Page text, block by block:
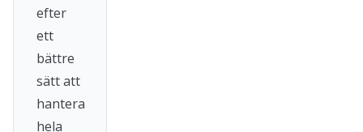
efter
ett
bättre
sätt att
hantera
hela